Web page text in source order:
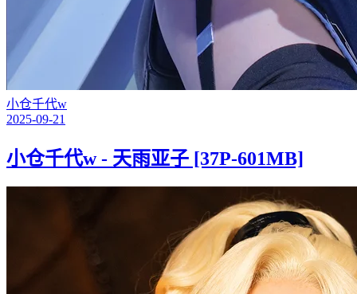
小仓千代w
2025-09-21
小仓千代w - 天雨亚子 [37P-601MB]